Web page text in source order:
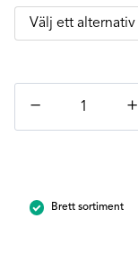
−
Appeal
Regina
+
Brett sortiment